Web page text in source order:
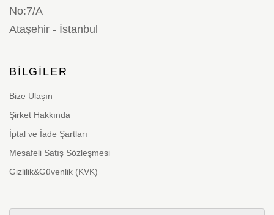
No:7/A
Ataşehir - İstanbul
BILGILER
Bize Ulaşın
Şirket Hakkında
İptal ve İade Şartları
Mesafeli Satış Sözleşmesi
Gizlilik&Güvenlik (KVK)